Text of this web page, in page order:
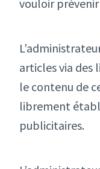
vouloir
articles via des
le contenu de
librement
publicitaires.